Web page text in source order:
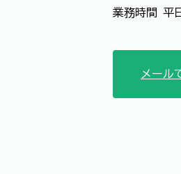
業務時間 平
メール